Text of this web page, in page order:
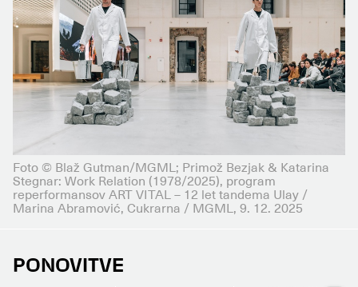
Foto © Blaž Gutman/MGML; Primož Bezjak & Katarina
Stegnar: Work Relation (1978/2025), program
reperformansov ART VITAL – 12 let tandema Ulay /
Marina Abramović, Cukrarna / MGML, 9. 12. 2025
PONOVITVE